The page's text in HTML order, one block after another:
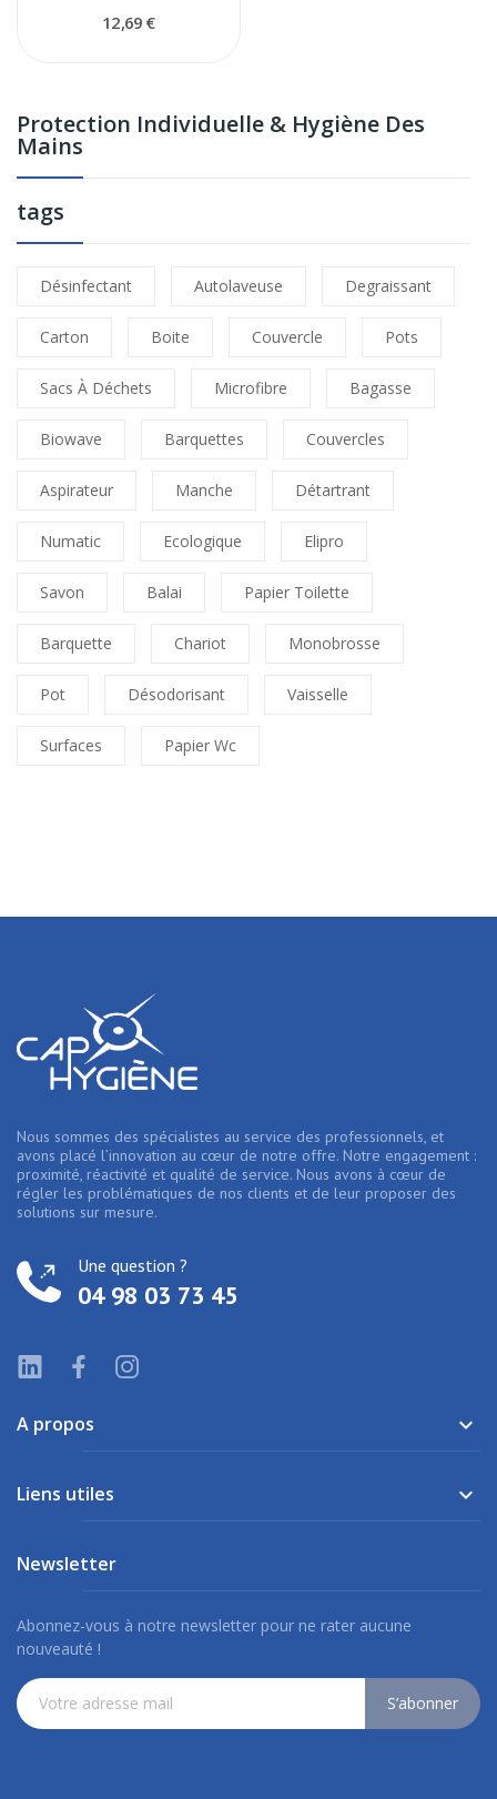
Protection Individuelle & Hygiène Des
Mains
tags
Désinfectant Autolaveuse Degraissant
Carton Boite Couvercle Pots
Sacs À Déchets Microfibre Bagasse
Biowave Barquettes Couvercles
Aspirateur Manche Détartrant
Numatic Ecologique Elipro
Savon Balai Papier Toilette
Barquette Chariot Monobrosse
Pot Désodorisant Vaisselle
Surfaces Papier Wc
12,69 €
Nous sommes des spécialistes au service des professionnels, et
avons placé l’innovation au cœur de notre offre. Notre engagement :
proximité, réactivité et qualité de service. Nous avons à cœur de
régler les problématiques de nos clients et de leur proposer des
solutions sur mesure.
Une question ?
04 98 03 73 45
A propos 
Liens utiles 
Newsletter
Abonnez-vous à notre newsletter pour ne rater aucune
nouveauté !
S’abonner